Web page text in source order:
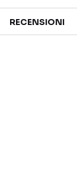
RECENSIONI